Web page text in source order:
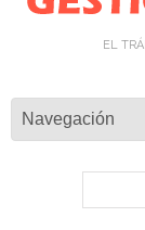
EL